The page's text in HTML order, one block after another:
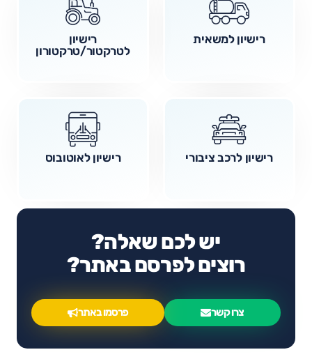
רישיון למשאית
רישיון
לטרקטור/טרקטורון
רישיון לרכב ציבורי רישיון לאוטובוס
יש לכם שאלה?
רוצים לפרסם באתר?
צרו קשר פרסמו באתר